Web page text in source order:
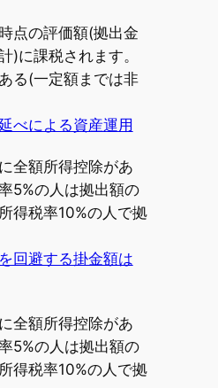
点の評価額(拠出金
)に課税されます。
る(一定額までは非
べによる資産運用
全額所得控除があ
5%の人は拠出額の
得税率10%の人で拠
回避する掛金額は
全額所得控除があ
5%の人は拠出額の
得税率10%の人で拠